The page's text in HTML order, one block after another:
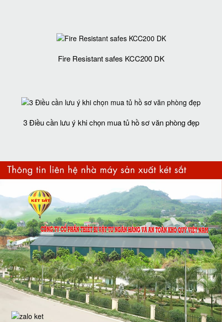
Fire Resistant safes KCC200 DK
3 Điều cần lưu ý khi chọn mua tủ hồ sơ văn phòng đẹp